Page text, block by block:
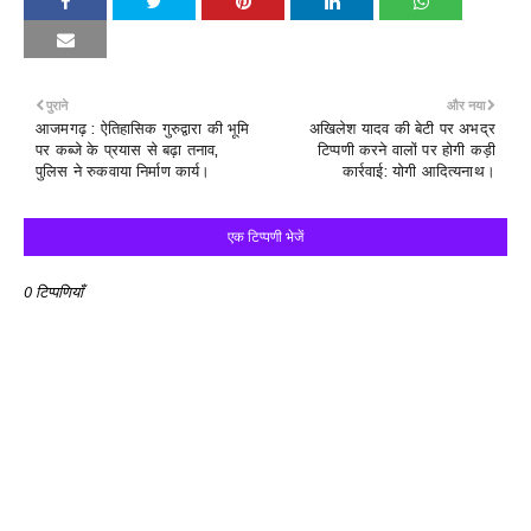
और नया
अखिलेश यादव की बेटी पर अभद्र
टिप्पणी करने वालों पर होगी कड़ी
कार्रवाई: योगी आदित्यनाथ।
पुराने
आजमगढ़ : ऐतिहासिक गुरुद्वारा की भूमि
पर कब्जे के प्रयास से बढ़ा तनाव,
पुलिस ने रुकवाया निर्माण कार्य।
एक टिप्पणी भेजें
0 टिप्पणियाँ